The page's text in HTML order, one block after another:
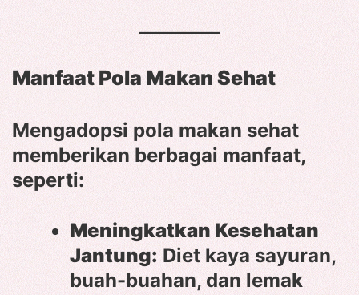
Manfaat Pola Makan Sehat
Mengadopsi pola makan sehat
memberikan berbagai manfaat,
seperti:
Meningkatkan Kesehatan
Jantung:Diet kaya sayuran,
buah-buahan, dan lemak